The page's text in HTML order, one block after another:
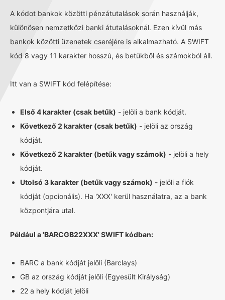
A kódot bankok közötti pénzátutalások során használják,
különösen nemzetközi banki átutalásoknál. Ezen kívül más
bankok közötti üzenetek cseréjére is alkalmazható. A SWIFT
kód 8 vagy 11 karakter hosszú, és betűkből és számokból áll.
Itt van a SWIFT kód felépítése:
Első 4 karakter (csak betűk) - jelöli a bank kódját.
Következő 2 karakter (csak betűk) - jelöli az ország
kódját.
Következő 2 karakter (betűk vagy számok) - jelöli a hely
kódját.
Utolsó 3 karakter (betűk vagy számok) - jelöli a fiók
kódját (opcionális). Ha 'XXX' kerül használatra, az a bank
központjára utal.
Például a 'BARCGB22XXX' SWIFT kódban:
BARC a bank kódját jelöli (Barclays)
GB az ország kódját jelöli (Egyesült Királyság)
22 a hely kódját jelöli